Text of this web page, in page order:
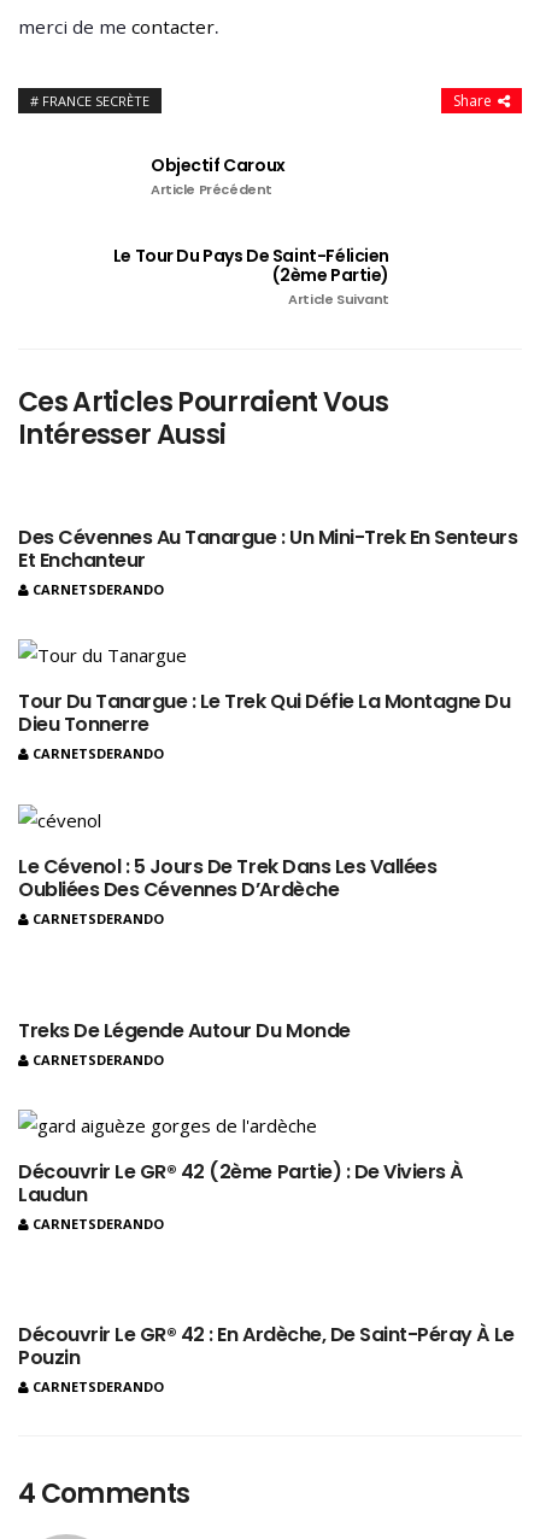
merci de me contacter.
FRANCE SECRÈTE Share
Objectif Caroux
Article Précédent
Le Tour Du Pays De Saint-Félicien
(2ème Partie)
Article Suivant
Ces Articles Pourraient Vous
Intéresser Aussi
Des Cévennes Au Tanargue : Un Mini-Trek En Senteurs
Et Enchanteur
CARNETSDERANDO
Tour Du Tanargue : Le Trek Qui Défie La Montagne Du
Dieu Tonnerre
CARNETSDERANDO
Le Cévenol : 5 Jours De Trek Dans Les Vallées
Oubliées Des Cévennes D’Ardèche
CARNETSDERANDO
Treks De Légende Autour Du Monde
CARNETSDERANDO
Découvrir Le GR® 42 (2ème Partie) : De Viviers À
Laudun
CARNETSDERANDO
Découvrir Le GR® 42 : En Ardèche, De Saint-Péray À Le
Pouzin
CARNETSDERANDO
4 Comments